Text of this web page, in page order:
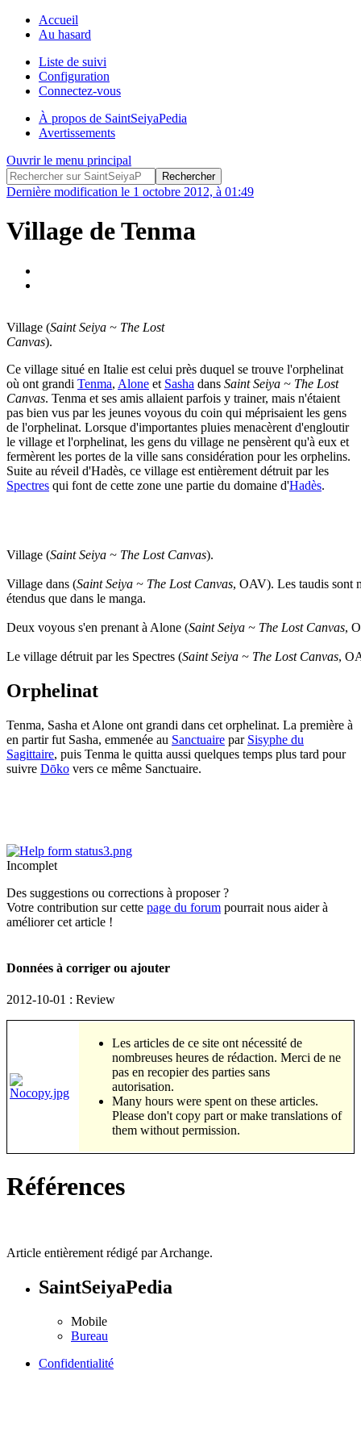
Accueil
Au hasard
Liste de suivi
Configuration
Connectez-vous
À propos de SaintSeiyaPedia
Avertissements
Ouvrir le menu principal
Dernière modification le 1 octobre 2012, à 01:49
Village de Tenma
Village (Saint Seiya ~ The Lost
Canvas).
Ce village situé en Italie est celui près duquel se trouve l'orphelinat
où ont grandi Tenma, Alone et Sasha dans Saint Seiya ~ The Lost
Canvas. Tenma et ses amis allaient parfois y trainer, mais n'étaient
pas bien vus par les jeunes voyous du coin qui méprisaient les gens
de l'orphelinat. Lorsque d'importantes pluies menacèrent d'engloutir
le village et l'orphelinat, les gens du village ne pensèrent qu'à eux et
fermèrent les portes de la ville sans considération pour les orphelins.
Suite au réveil d'Hadès, ce village est entièrement détruit par les
Spectres qui font de cette zone une partie du domaine d'Hadès.
Village (Saint Seiya ~ The Lost Canvas).
Village dans (Saint Seiya ~ The Lost Canvas, OAV). Les taudis sont
étendus que dans le manga.
Deux voyous s'en prenant à Alone (Saint Seiya ~ The Lost Canvas,
Le village détruit par les Spectres (Saint Seiya ~ The Lost Canvas,
Orphelinat
Tenma, Sasha et Alone ont grandi dans cet orphelinat. La première à
en partir fut Sasha, emmenée au Sanctuaire par Sisyphe du
Sagittaire, puis Tenma le quitta aussi quelques temps plus tard pour
suivre Dōko vers ce même Sanctuaire.
Incomplet
Des suggestions ou corrections à proposer ?
Votre contribution sur cette page du forum pourrait nous aider à
améliorer cet article !
Données à corriger ou ajouter
2012-10-01 : Review
Les articles de ce site ont nécessité de
nombreuses heures de rédaction. Merci de ne
pas en recopier des parties sans
autorisation.
Many hours were spent on these articles.
Please don't copy part or make translations of
them without permission.
Références
Article entièrement rédigé par Archange.
SaintSeiyaPedia
Mobile
Bureau
Confidentialité